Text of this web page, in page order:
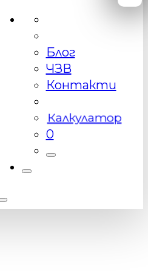
Блог
ЧЗВ
Контакти
Калкулатор
0